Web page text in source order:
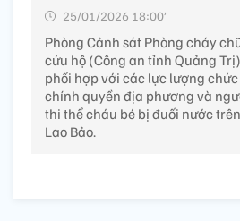
25/01/2026 18:00’
Phòng Cảnh sát Phòng cháy
cứu hộ (Công an tỉnh Quảng
phối hợp với các lực lượng
chính quyền địa phương và
thi thể cháu bé bị đuối nước trên
Lao Bảo.